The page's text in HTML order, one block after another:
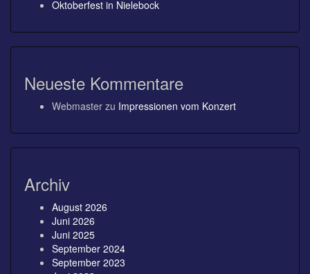
Oktoberfest in Nielebock
Neueste Kommentare
Webmaster zu Impressionen vom Konzert
Archiv
August 2026
Juni 2026
Juni 2025
September 2024
September 2023